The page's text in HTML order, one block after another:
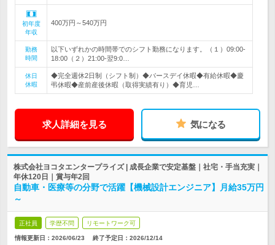
初年度
年収
400万円～540万円
勤務
時間
以下いずれかの時間帯でのシフト勤務になります。（１）09:00-
18:00（２）21:00-翌9:0…
休日
休暇
◆完全週休2日制（シフト制）◆バースデイ休暇◆有給休暇◆慶
弔休暇◆産前産後休暇（取得実績有り）◆育児…
求人詳細を見る 気になる
株式会社ヨコタエンタープライズ | 成長企業で安定基盤｜社宅・手当充実｜
年休120日｜賞与年2回
自動車・医療等の分野で活躍【機械設計エンジニア】月給35万円
～
正社員 学歴不問 リモートワーク可
情報更新日：2026/06/23 終了予定日： 2026/12/14